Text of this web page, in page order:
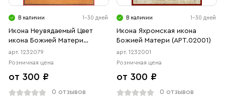
В наличии 1-30 дней
Икона Неувядаемый Цвет
икона Божией Матери
(АРТ.02079)
арт. 1232079
Розничная цена
от 300 ₽
0 отзывов
В наличии 1-30 дней
Икона Яхромская икона
Божией Матери (АРТ.02001)
арт. 1232001
Розничная цена
от 300 ₽
0 отзывов